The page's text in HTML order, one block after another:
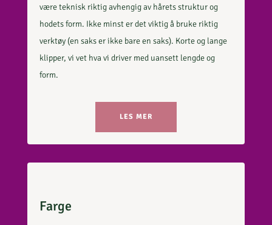
være teknisk riktig avhengig av hårets struktur og
hodets form. Ikke minst er det viktig å bruke riktig
verktøy (en saks er ikke bare en saks). Korte og lange
klipper, vi vet hva vi driver med uansett lengde og
form.
LES MER
Farge